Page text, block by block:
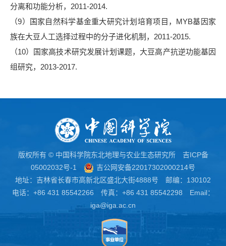
分离和功能分析，2011-2014.
（9）国家自然科学基金重大研究计划培育项目，MYB基因家
族在大豆人工选择过程中的分子进化机制，2011-2015.
（10）国家高技术研究发展计划课题，大豆高产抗逆功能基因
组研究，2013-2017.
版权所有 © 中国科学院东北地理与农业生态研究所 吉ICP备
05002032号-1
吉公网安备22017302000214号
地址：吉林省长春市高新北区盛北大街4888号 邮编：130102
电话：+86 431 85542266 传真：+86 431 85542298 Email：
iga@iga.ac.cn